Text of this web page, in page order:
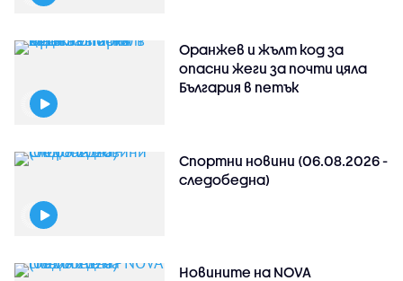
Оранжев и жълт код за
опасни жеги за почти цяла
България в петък
Спортни новини (06.08.2026 -
следобедна)
Новините на NOVA